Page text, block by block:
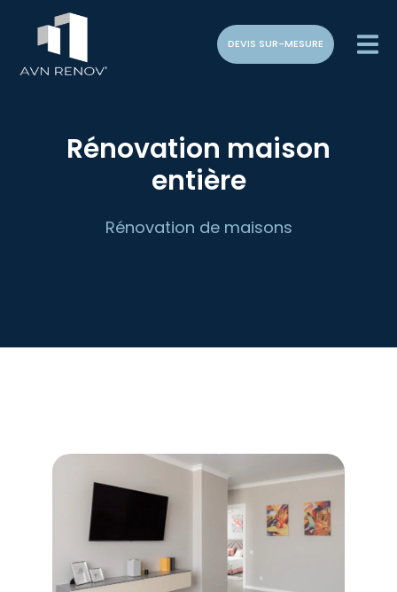
DEVIS SUR-MESURE
Rénovation maison
entière
Rénovation de maisons